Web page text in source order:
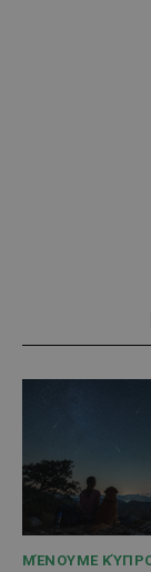
ΜΈΝΟΥΜΕ